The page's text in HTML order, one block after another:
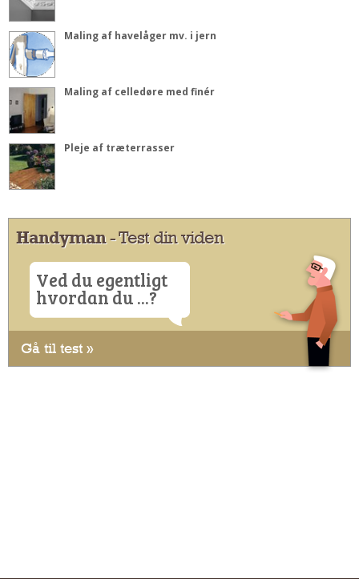
Maling af havelåger mv. i jern
Maling af celledøre med finér
Pleje af træterrasser
Handyman- Test din viden
Ved du egentligt
hvordan du ...?
Gå til test »